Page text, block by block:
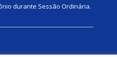
durante Sessão Ordinária.